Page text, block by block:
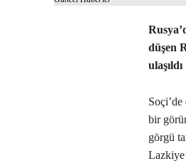
düşen
ulaşıldı
bir
görgü